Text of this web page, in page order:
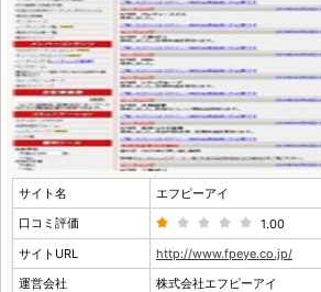
サイト名
エフピーアイ
口コミ評価
1.00
サイトURL
http://www.fpeye.co.jp/
運営会社
株式会社エフピーアイ